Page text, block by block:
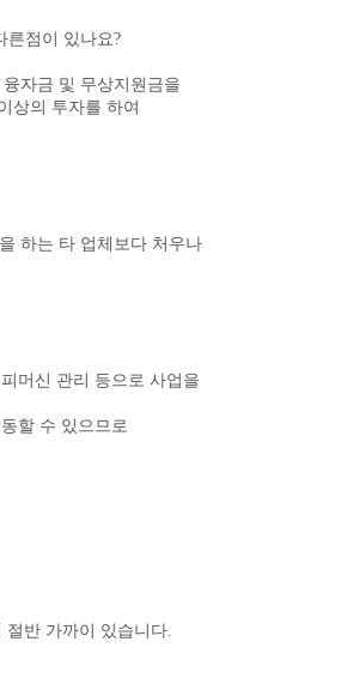
른점이 있나요?
자금 및 무상지원금을
상의 투자를 하여
하는 타 업체보다 처우나
머신 관리 등으로 사업을
할 수 있으므로
절반 가까이 있습니다.